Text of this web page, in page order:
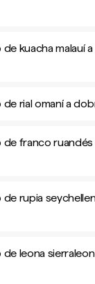
kuacha malauí
rial omaní a
de franco
rupia
leona